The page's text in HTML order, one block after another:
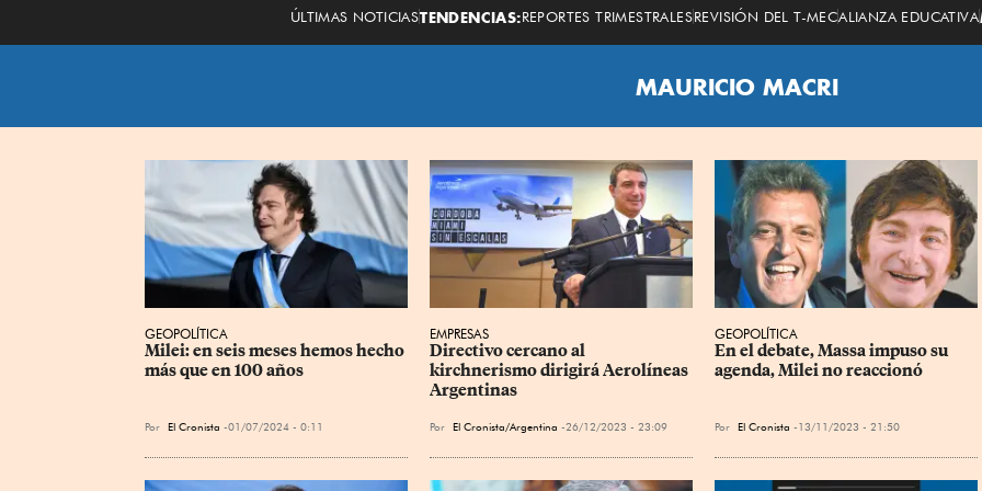
ÚLTIMAS NOTICIASTENDENCIAS:REPORTES TRIMESTRALESREVISIÓN DEL T-MECALIANZA EDUCATIVA
MAURICIO MACRI
GEOPOLÍTICA
Milei: en seis meses hemos hecho
más que en 100 años
Por El Cronista 01/07/2024 - 0:11
EMPRESAS
Directivo cercano al
kirchnerismo dirigirá Aerolíneas
Argentinas
Por El Cronista/Argentina 26/12/2023 - 23:09
GEOPOLÍTICA
En el debate, Massa impuso su
agenda, Milei no reaccionó
Por El Cronista 13/11/2023 - 21:50